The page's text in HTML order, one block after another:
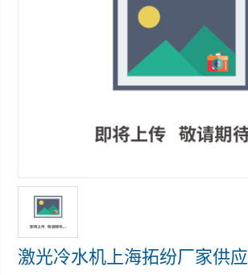
激光冷水机上海拓纷厂家供应